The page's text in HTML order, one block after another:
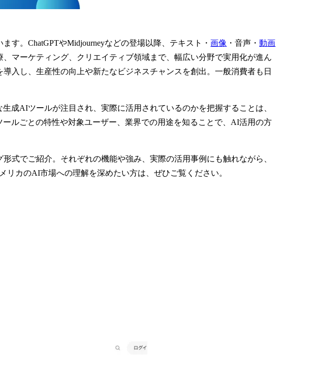
す。ChatGPTやMidjourneyなどの登場以降、テキスト・画像 ・音声・動画
、マーケティング、クリエイティブ領域まで、幅広い分野で実用化が進ん
入し、生産性の向上や新たなビジネスチャンスを創出。一般消費者も日
成AIツールが注目され、実際に活用されているのかを把握することは、
ルごとの特性や対象ユーザー、業界での用途を知ることで、AI活用の方
式でご紹介。それぞれの機能や強み、実際の活用事例にも触れながら、
カのAI市場への理解を深めたい方は、ぜひご覧ください。